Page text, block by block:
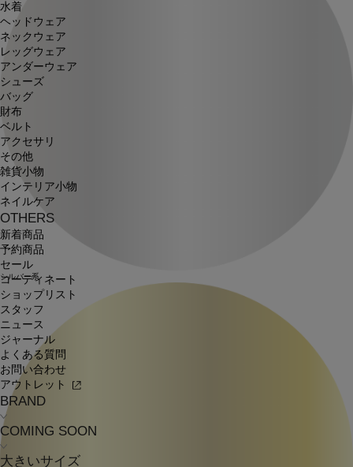
水着
ヘッドウェア
ネックウェア
レッグウェア
アンダーウェア
シューズ
バッグ
財布
ベルト
アクセサリ
その他
雑貨小物
インテリア小物
ネイルケア
OTHERS
新着商品
予約商品
セール
コーディネート
ショップリスト
スタッフ
ニュース
ジャーナル
よくある質問
お問い合わせ
アウトレット
BRAND
COMING SOON
大きいサイズ
シルバー系